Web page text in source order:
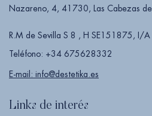
Nazareno, 4, 41730, Las Cabezas de
R.M de Sevilla S 8 , H SE151875, I/
Teléfono: +34 675628332
E-mail: info@destetika.es
Links de interés